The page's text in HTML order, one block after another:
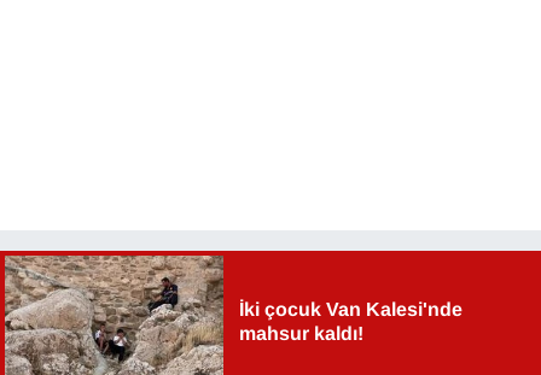
İki çocuk Van Kalesi'nde
mahsur kaldı!